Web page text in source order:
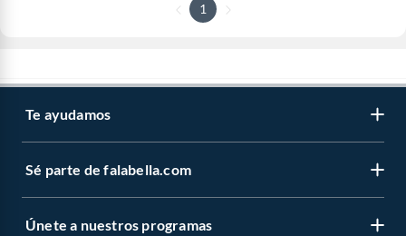
1
Te ayudamos
Sé parte de falabella.com
Únete a nuestros programas